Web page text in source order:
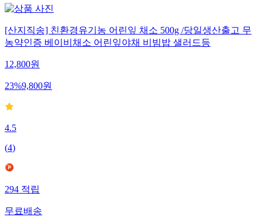
[산지직송] 친환경유기농 어린잎 채소 500g /당일생산출고 무
농약인증 베이비채소 어린잎야채 비빔밥 샐러드등
12,800원
23%9,800원
4.5
(4)
294적립
무료배송